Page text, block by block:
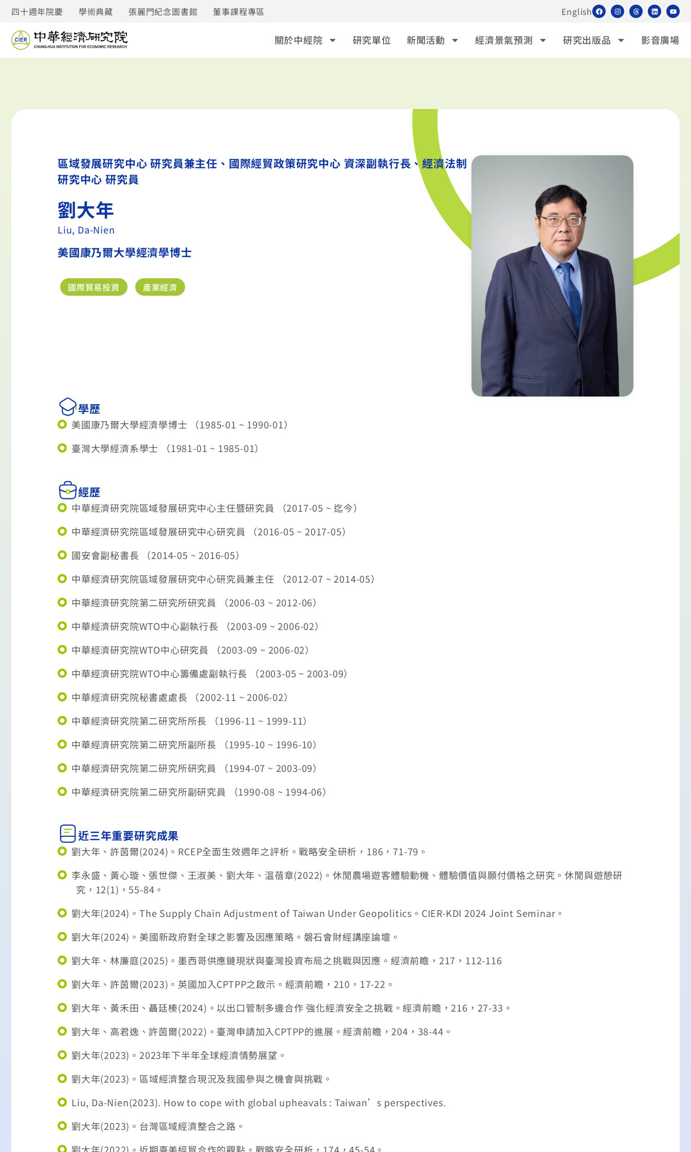
四十週年院慶 學術典藏 張麗門紀念圖書館 董事課程專區 English
關於中經院 研究單位 新聞活動 經濟景氣預測 研究出版品 影音廣場
區域發展研究中心 研究員兼主任、國際經貿政策研究中心 資深副執行長、經濟法制
研究中心 研究員
劉大年
Liu, Da-Nien
美國康乃爾大學經濟學博士
國際貿易投資 產業經濟
學歷
美國康乃爾大學經濟學博士 （1985-01 ~ 1990-01）
臺灣大學經濟系學士 （1981-01 ~ 1985-01）
經歷
中華經濟研究院區域發展研究中心主任暨研究員 （2017-05 ~ 迄今）
中華經濟研究院區域發展研究中心研究員 （2016-05 ~ 2017-05）
國安會副秘書長 （2014-05 ~ 2016-05）
中華經濟研究院區域發展研究中心研究員兼主任 （2012-07 ~ 2014-05）
中華經濟研究院第二研究所研究員 （2006-03 ~ 2012-06）
中華經濟研究院WTO中心副執行長 （2003-09 ~ 2006-02）
中華經濟研究院WTO中心研究員 （2003-09 ~ 2006-02）
中華經濟研究院WTO中心籌備處副執行長 （2003-05 ~ 2003-09）
中華經濟研究院秘書處處長 （2002-11 ~ 2006-02）
中華經濟研究院第二研究所所長 （1996-11 ~ 1999-11）
中華經濟研究院第二研究所副所長 （1995-10 ~ 1996-10）
中華經濟研究院第二研究所研究員 （1994-07 ~ 2003-09）
中華經濟研究院第二研究所副研究員 （1990-08 ~ 1994-06）
近三年重要研究成果
劉大年、許茵爾(2024)。RCEP全面生效週年之評析。戰略安全研析，186，71-79。
李永盛、黃心璇、張世傑、王淑美、劉大年、温蓓章(2022)。休閒農場遊客體驗動機、體驗價值與願付價格之研究。休閒與遊憩研
究，12(1)，55-84。
劉大年(2024)。The Supply Chain Adjustment of Taiwan Under Geopolitics。CIER-KDI 2024 Joint Seminar。
劉大年(2024)。美國新政府對全球之影響及因應策略。磐石會財經講座論壇。
劉大年、林廉庭(2025)。墨西哥供應鏈現狀與臺灣投資布局之挑戰與因應。經濟前瞻，217，112-116
劉大年、許茵爾(2023)。英國加入CPTPP之啟示。經濟前瞻，210，17-22。
劉大年、黃禾田、聶廷榛(2024)。以出口管制多邊合作 強化經濟安全之挑戰。經濟前瞻，216，27-33。
劉大年、高君逸、許茵爾(2022)。臺灣申請加入CPTPP的進展。經濟前瞻，204，38-44。
劉大年(2023)。2023年下半年全球經濟情勢展望。
劉大年(2023)。區域經濟整合現況及我國參與之機會與挑戰。
Liu, Da-Nien(2023). How to cope with global upheavals : Taiwan’s perspectives.
劉大年(2023)。台灣區域經濟整合之路。